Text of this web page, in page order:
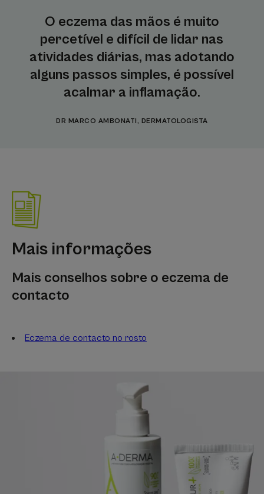
O eczema das mãos é muito
percetível e difícil de lidar nas
atividades diárias, mas adotando
alguns passos simples, é possível
acalmar a inflamação.
DR MARCO AMBONATI, DERMATOLOGISTA
Mais informações
Mais conselhos sobre o eczema de
contacto
Eczema de contacto no rosto